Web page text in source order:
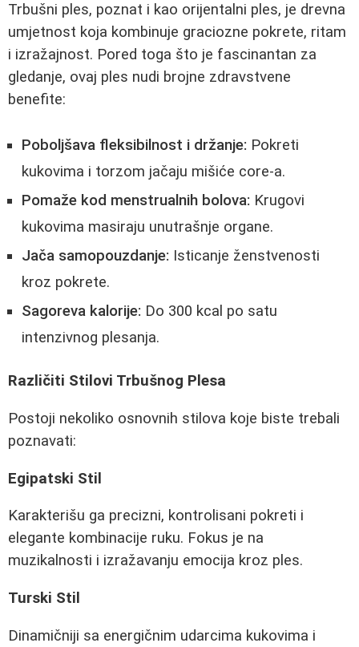
Trbušni ples, poznat i kao orijentalni ples, je drevna
umjetnost koja kombinuje graciozne pokrete, ritam
i izražajnost. Pored toga što je fascinantan za
gledanje, ovaj ples nudi brojne zdravstvene
benefite:
Poboljšava fleksibilnost i držanje: Pokreti
kukovima i torzom jačaju mišiće core-a.
Pomaže kod menstrualnih bolova: Krugovi
kukovima masiraju unutrašnje organe.
Jača samopouzdanje: Isticanje ženstvenosti
kroz pokrete.
Sagoreva kalorije: Do 300 kcal po satu
intenzivnog plesanja.
Različiti Stilovi Trbušnog Plesa
Postoji nekoliko osnovnih stilova koje biste trebali
poznavati:
Egipatski Stil
Karakterišu ga precizni, kontrolisani pokreti i
elegante kombinacije ruku. Fokus je na
muzikalnosti i izražavanju emocija kroz ples.
Turski Stil
Dinamičniji sa energičnim udarcima kukovima i